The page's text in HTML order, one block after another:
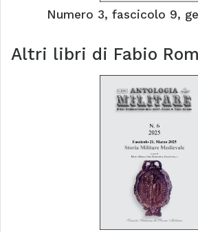
Numero 3, fascicolo 9,
Altri libri di Fabio